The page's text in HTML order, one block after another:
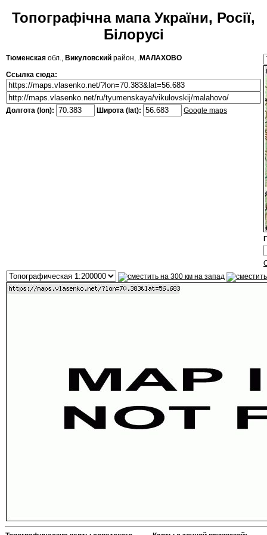
Топографічна мапа України, Росії,
Білорусі
Тюменская обл., Викуловский район, .МАЛАХОВО
Ссылка сюда:
Долгота (lon): Широта (lat): Google maps